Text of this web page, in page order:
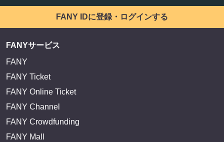
FANY IDに登録・ログインする
FANYサービス
FANY
FANY Ticket
FANY Online Ticket
FANY Channel
FANY Crowdfunding
FANY Mall